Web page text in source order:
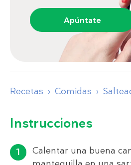
Apúntate
Recetas Comidas Salteado
Instrucciones
Calentar una buena